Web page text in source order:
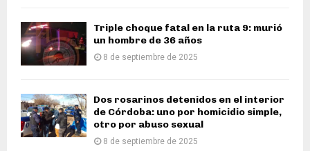
Triple choque fatal en la ruta 9: murió
un hombre de 36 años
8 de septiembre de 2025
Dos rosarinos detenidos en el interior
de Córdoba: uno por homicidio simple,
otro por abuso sexual
8 de septiembre de 2025